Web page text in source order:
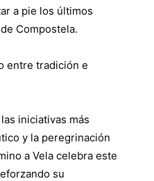
a pie los últimos
Compostela.
entre tradición e
iniciativas más
y la peregrinación
a Vela celebra este
su